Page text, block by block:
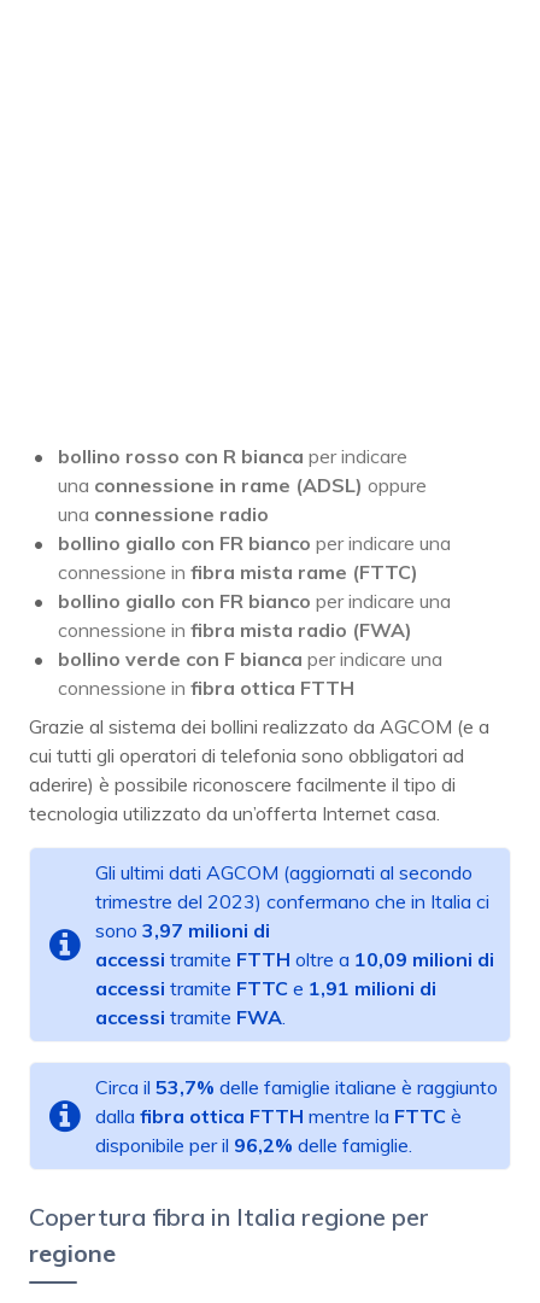
bollino rosso con R bianca per indicare
una connessione in rame (ADSL) oppure
una connessione radio
bollino giallo con FR bianco per indicare una
connessione in fibra mista rame (FTTC)
bollino giallo con FR bianco per indicare una
connessione in fibra mista radio (FWA)
bollino verde con F bianca per indicare una
connessione in fibra ottica FTTH
Grazie al sistema dei bollini realizzato da AGCOM (e a
cui tutti gli operatori di telefonia sono obbligatori ad
aderire) è possibile riconoscere facilmente il tipo di
tecnologia utilizzato da un’offerta Internet casa.
Gli ultimi dati AGCOM (aggiornati al secondo
trimestre del 2023) confermano che in Italia ci
sono 3,97 milioni di
accessi tramite FTTH oltre a 10,09 milioni di
accessi tramite FTTC e 1,91 milioni di
accessi tramite FWA
Circa il 53,7% delle famiglie italiane è raggiunto
dalla fibra ottica FTTH mentre la FTTC è
disponibile per il 96,2% delle famiglie.
Copertura fibra in Italia regione per
regione